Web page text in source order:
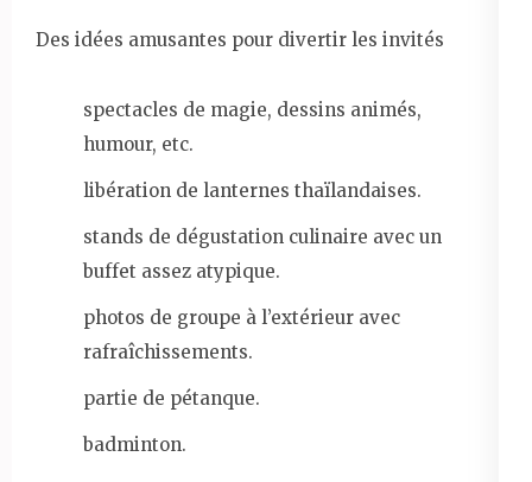
Des idées amusantes pour divertir les invités
spectacles de magie, dessins animés,
humour, etc.
libération de lanternes thaïlandaises.
stands de dégustation culinaire avec un
buffet assez atypique.
photos de groupe à l’extérieur avec
rafraîchissements.
partie de pétanque.
badminton.